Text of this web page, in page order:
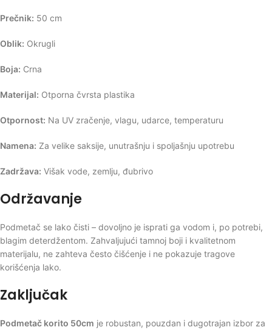
Prečnik: 50 cm
Oblik: Okrugli
Boja: Crna
Materijal: Otporna čvrsta plastika
Otpornost: Na UV zračenje, vlagu, udarce, temperaturu
Namena: Za velike saksije, unutrašnju i spoljašnju upotrebu
Zadržava: Višak vode, zemlju, đubrivo
Održavanje
Podmetač se lako čisti – dovoljno je isprati ga vodom i, po potrebi,
blagim deterdžentom. Zahvaljujući tamnoj boji i kvalitetnom
materijalu, ne zahteva često čišćenje i ne pokazuje tragove
korišćenja lako.
Zaključak
Podmetač korito 50cm je robustan, pouzdan i dugotrajan izbor za